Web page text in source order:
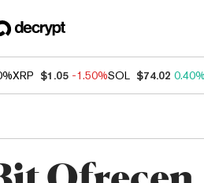
XRP $1.05 -1.50%SOL $74.02 0.40%